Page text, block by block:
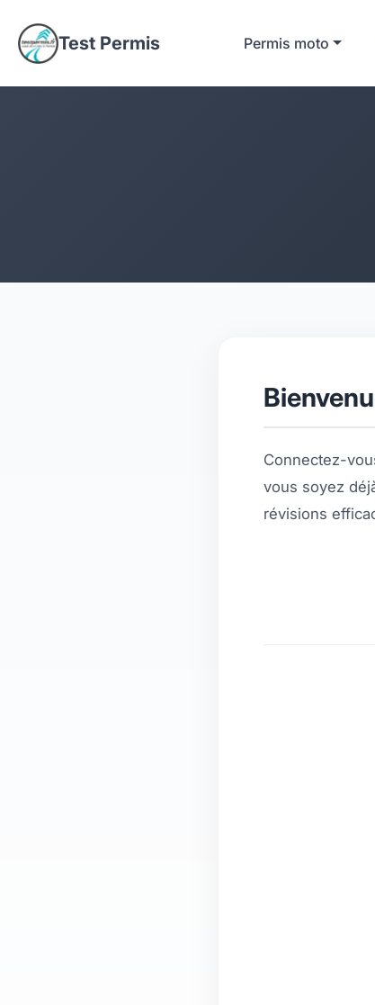
Test Permis Permis moto
Connectez-
vous soyez
révisions